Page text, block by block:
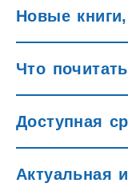
Новые
Что
Доступная
Актуальная